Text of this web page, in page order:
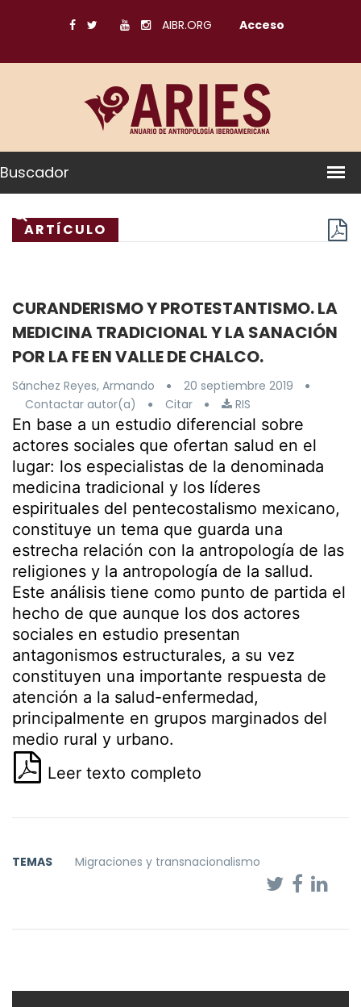
AIBR.ORG Acceso
Buscador
ARTÍCULO
CURANDERISMO Y PROTESTANTISMO. LA
MEDICINA TRADICIONAL Y LA SANACIÓN
POR LA FE EN VALLE DE CHALCO.
Sánchez Reyes, Armando
20 septiembre 2019
Contactar autor(a)
Citar RIS
En base a un estudio diferencial sobre
actores sociales que ofertan salud en el
lugar: los especialistas de la denominada
medicina tradicional y los líderes
espirituales del pentecostalismo mexicano,
constituye un tema que guarda una
estrecha relación con la antropología de las
religiones y la antropología de la sallud.
Este análisis tiene como punto de partida el
hecho de que aunque los dos actores
sociales en estudio presentan
antagonismos estructurales, a su vez
constituyen una importante respuesta de
atención a la salud-enfermedad,
principalmente en grupos marginados del
medio rural y urbano.
Leer texto completo
TEMAS Migraciones y transnacionalismo